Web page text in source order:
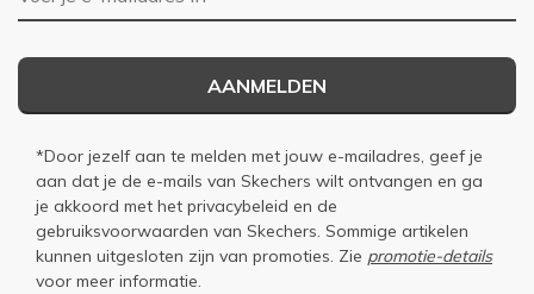
AANMELDEN
*Door jezelf aan te melden met jouw e-mailadres, geef je
aan dat je de e-mails van Skechers wilt ontvangen en ga
je akkoord met het privacybeleid en de
gebruiksvoorwaarden van Skechers. Sommige artikelen
kunnen uitgesloten zijn van promoties. Zie promotie-details
voor meer informatie.